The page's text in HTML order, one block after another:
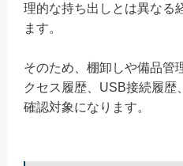
理的な持ち出しとは異なる
ます。
そのため、棚卸しや備品管
クセス履歴、USB接続履歴
確認対象になります。